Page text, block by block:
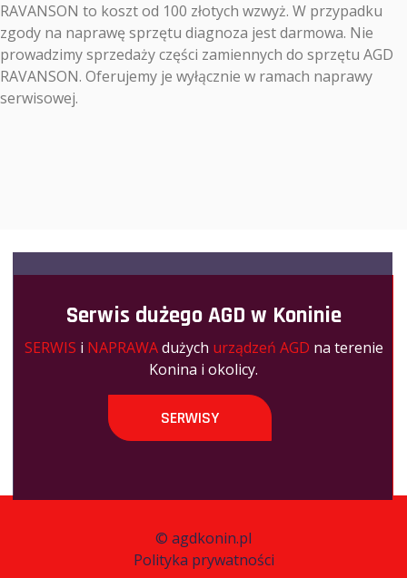
RAVANSON to koszt od 100 złotych wzwyż. W przypadku
zgody na naprawę sprzętu diagnoza jest darmowa. Nie
prowadzimy sprzedaży części zamiennych do sprzętu AGD
RAVANSON. Oferujemy je wyłącznie w ramach naprawy
serwisowej.
Serwis dużego AGD w Koninie
SERWIS i NAPRAWAdużych urządzeń AGD na terenie
Konina i okolicy.
SERWISY
© agdkonin.pl
Polityka prywatności